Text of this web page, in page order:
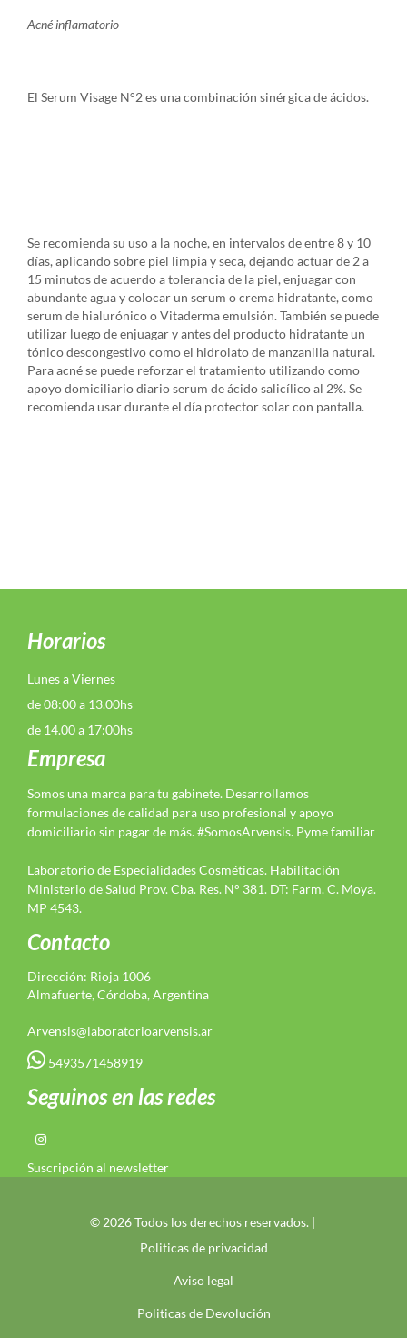
Acné inflamatorio
El Serum Visage N°2 es una combinación sinérgica de ácidos.
Se recomienda su uso a la noche, en intervalos de entre 8 y 10
días, aplicando sobre piel limpia y seca, dejando actuar de 2 a
15 minutos de acuerdo a tolerancia de la piel, enjuagar con
abundante agua y colocar un serum o crema hidratante, como
serum de hialurónico o Vitaderma emulsión. También se puede
utilizar luego de enjuagar y antes del producto hidratante un
tónico descongestivo como el hidrolato de manzanilla natural.
Para acné se puede reforzar el tratamiento utilizando como
apoyo domiciliario diario serum de ácido salicílico al 2%. Se
recomienda usar durante el día protector solar con pantalla.
Horarios
Lunes a Viernes
de 08:00 a 13.00hs
de 14.00 a 17:00hs
Empresa
Somos una marca para tu gabinete. Desarrollamos
formulaciones de calidad para uso profesional y apoyo
domiciliario sin pagar de más. #SomosArvensis. Pyme familiar
Laboratorio de Especialidades Cosméticas. Habilitación
Ministerio de Salud Prov. Cba. Res. N° 381. DT: Farm. C. Moya.
MP 4543.
Contacto
Dirección: Rioja 1006
Almafuerte, Córdoba, Argentina
Arvensis@laboratorioarvensis.ar
5493571458919
Seguinos en las redes
Suscripción al newsletter
© 2026 Todos los derechos reservados. |
Politicas de privacidad
Aviso legal
Politicas de Devolución